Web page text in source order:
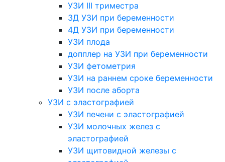
УЗИ III триместра
3Д УЗИ при беременности
4Д УЗИ при беременности
УЗИ плода
допплер на УЗИ при беременности
УЗИ фетометрия
УЗИ на раннем сроке беременности
УЗИ после аборта
УЗИ с эластографией
УЗИ печени с эластографией
УЗИ молочных желез с
эластографией
УЗИ щитовидной железы с